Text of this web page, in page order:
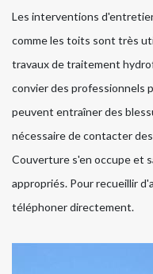
Les interventions
comme les toits sont très
travaux de traitement
convier des professionnels
peuvent entraîner des
nécessaire de contacter
Couverture s'en occupe et
appropriés. Pour recueillir
téléphoner directement.